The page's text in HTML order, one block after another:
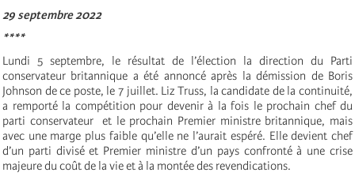
29 septembre 2022
****
Lundi 5 septembre, le résultat de l’élection la direction du Parti
conservateur britannique a été annoncé après la démission de Boris
Johnson de ce poste, le 7 juillet. Liz Truss, la candidate de la continuité,
a remporté la compétition pour devenir à la fois le prochain chef du
parti conservateur et le prochain Premier ministre britannique, mais
avec une marge plus faible qu’elle ne l’aurait espéré. Elle devient chef
d’un parti divisé et Premier ministre d’un pays confronté à une crise
majeure du coût de la vie et à la montée des revendications.